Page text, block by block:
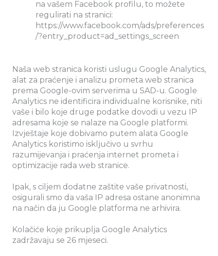
na vašem Facebook profilu, to možete
regulirati na stranici:
https://www.facebook.com/ads/preferences
/?entry_product=ad_settings_screen
Naša web stranica koristi uslugu Google Analytics,
alat za praćenje i analizu prometa web stranica
prema Google-ovim serverima u SAD-u. Google
Analytics ne identificira individualne korisnike, niti
vaše i bilo koje druge podatke dovodi u vezu IP
adresama koje se nalaze na Google platformi.
Izvještaje koje dobivamo putem alata Google
Analytics koristimo isključivo u svrhu
razumijevanja i praćenja internet prometa i
optimizacije rada web stranice.
Ipak, s ciljem dodatne zaštite vaše privatnosti,
osigurali smo da vaša IP adresa ostane anonimna
na način da ju Google platforma ne arhivira.
Kolačiće koje prikuplja Google Analytics
zadržavaju se 26 mjeseci.